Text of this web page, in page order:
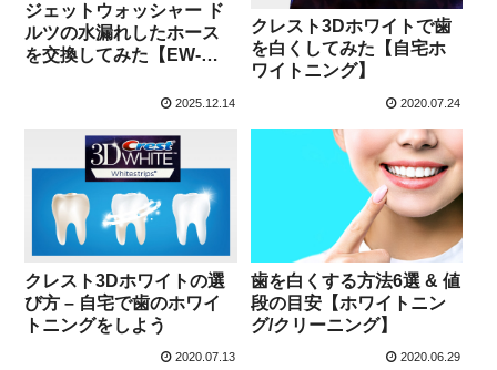
ジェットウォッシャー ド
ルツの水漏れしたホース
を交換してみた【EW-
2025.12.14
クレスト3Dホワイトで歯
を白くしてみた【自宅ホ
ワイトニング】
2020.07.24
クレスト3Dホワイトの選
び方 – 自宅で歯のホワイ
トニングをしよう
2020.07.13
歯を白くする方法6選 & 値
段の目安【ホワイトニン
グ/クリーニング】
2020.06.29